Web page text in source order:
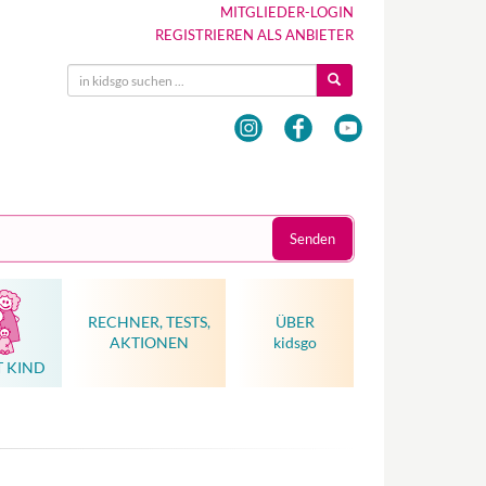
MITGLIEDER-LOGIN
REGISTRIEREN ALS ANBIETER
Senden
KIND
RECHNER, TESTS,
AKTIONEN
ÜBER
kidsgo